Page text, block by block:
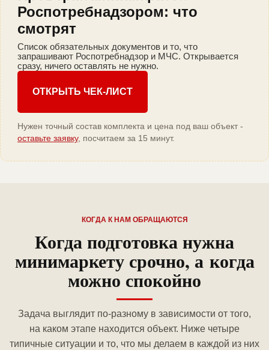
Роспотребнадзором: что
смотрят
Список обязательных документов и то, что
запрашивают Роспотребнадзор и МЧС. Открывается
сразу, ничего оставлять не нужно.
ОТКРЫТЬ ЧЕК-ЛИСТ
Нужен точный состав комплекта и цена под ваш объект -
оставьте заявку, посчитаем за 15 минут.
КОГДА К НАМ ОБРАЩАЮТСЯ
Когда подготовка нужна
минимаркету срочно, а когда
можно спокойно
Задача выглядит по-разному в зависимости от того,
на каком этапе находится объект. Ниже четыре
типичные ситуации и то, что мы делаем в каждой из них